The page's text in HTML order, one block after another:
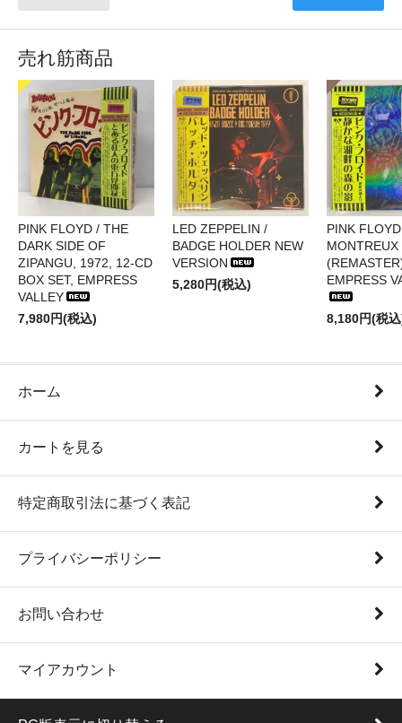
売れ筋商品
PINK FLOYD / THE
DARK SIDE OF
ZIPANGU, 1972, 12-CD
BOX SET, EMPRESS
VALLEY
7,980円(税込)
LED ZEPPELIN /
BADGE HOLDER NEW
VERSION
5,280円(税込)
PINK
EMPRESS
8,180円(税
ホーム
カートを見る
特定商取引法に基づく表記
プライバシーポリシー
お問い合わせ
マイアカウント